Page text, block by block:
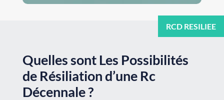
Quelles sont Les Possibilités
de Résiliation d’une Rc
Décennale ?